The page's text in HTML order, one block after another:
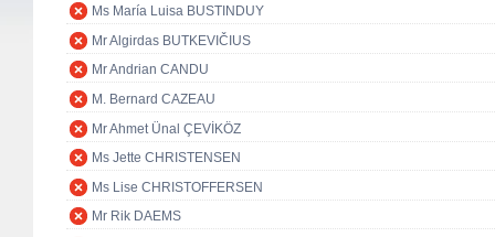
Ms María Luisa BUSTINDUY
Mr Algirdas BUTKEVIČIUS
Mr Andrian CANDU
M. Bernard CAZEAU
Mr Ahmet Ünal ÇEVİKÖZ
Ms Jette CHRISTENSEN
Ms Lise CHRISTOFFERSEN
Mr Rik DAEMS